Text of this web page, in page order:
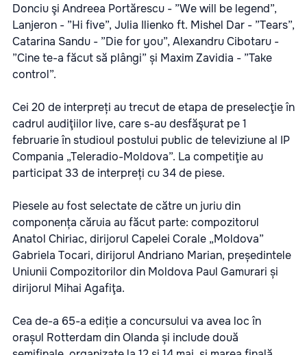
Donciu şi Andreea Portărescu - ”We will be legend”,
Lanjeron - ”Hi five”, Julia Ilienko ft. Mishel Dar - ”Tears”,
Catarina Sandu - ”Die for you”, Alexandru Cibotaru -
”Cine te-a făcut să plângi” și Maxim Zavidia - ”Take
control”.
Cei 20 de interpreți au trecut de etapa de preselecţie în
cadrul audiţiilor live, care s-au desfăşurat pe 1
februarie în studioul postului public de televiziune al IP
Compania „Teleradio-Moldova”. La competiţie au
participat 33 de interpreți cu 34 de piese.
Piesele au fost selectate de către un juriu din
componența căruia au făcut parte: compozitorul
Anatol Chiriac, dirijorul Capelei Corale „Moldova”
Gabriela Tocari, dirijorul Andriano Marian, președintele
Uniunii Compozitorilor din Moldova Paul Gamurari și
dirijorul Mihai Agafiţa.
Cea de-a 65-a ediție a concursului va avea loc în
orașul Rotterdam din Olanda și include două